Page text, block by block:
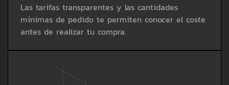
Las tarifas transparentes y las cantidades
mínimas de pedido te permiten conocer el coste
antes de realizar tu compra.